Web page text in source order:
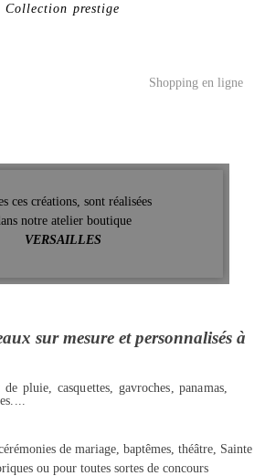
Collection prestige
ces créations, sont réalisées
notre atelier boutique
VERSAILLES
sur mesure et personnalisés à
pluie, casquettes, gavroches, panamas,
de mariage, baptêmes, théâtre, Sainte
ou pour toutes sortes de concours